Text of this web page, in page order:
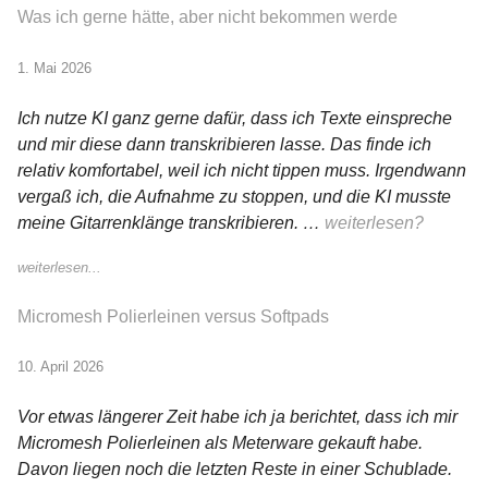
Was ich gerne hätte, aber nicht bekommen werde
1. Mai 2026
Ich nutze KI ganz gerne dafür, dass ich Texte einspreche
und mir diese dann transkribieren lasse. Das finde ich
relativ komfortabel, weil ich nicht tippen muss. Irgendwann
vergaß ich, die Aufnahme zu stoppen, und die KI musste
meine Gitarrenklänge transkribieren. … weiterlesen?
weiterlesen...
Micromesh Polierleinen versus Softpads
10. April 2026
Vor etwas längerer Zeit habe ich ja berichtet, dass ich mir
Micromesh Polierleinen als Meterware gekauft habe.
Davon liegen noch die letzten Reste in einer Schublade.